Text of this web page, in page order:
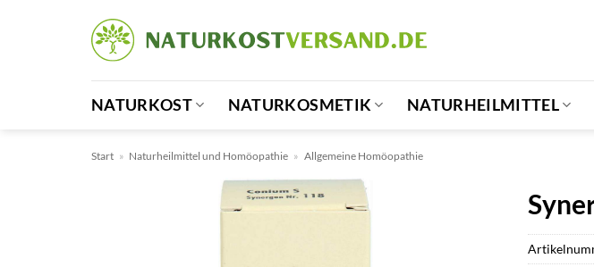
NATURKOST NATURKOSMETIK NATURHEILMITTEL
Start » Naturheilmittel und Homöopathie » Allgemeine Homöopathie